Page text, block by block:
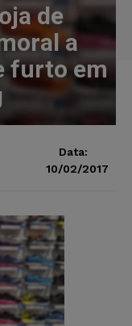
de
a
furto em
Data:
10/02/2017